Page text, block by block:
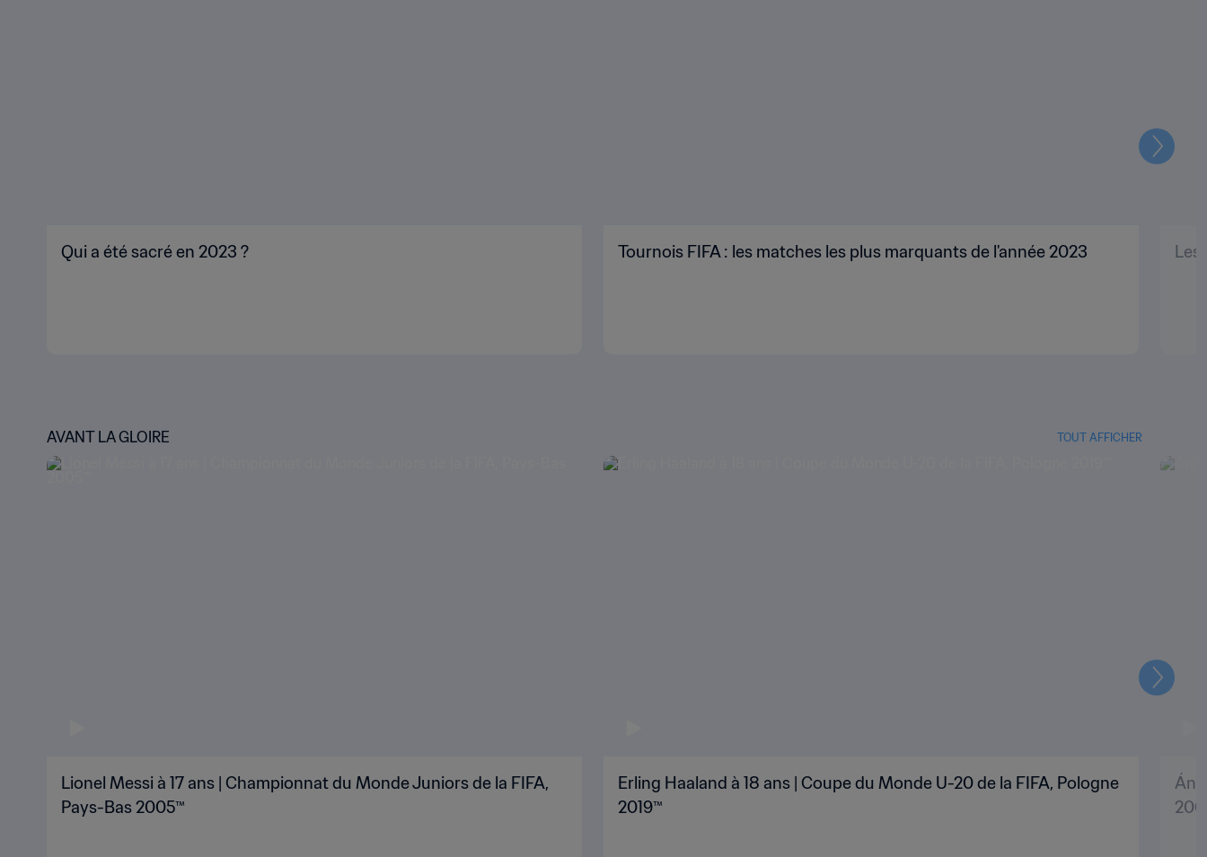
Qui a été sacré en 2023 ? Tournois FIFA : les matches les plus marquants de l'année 2023 Les
Suivant
AVANT LA GLOIRE TOUT AFFICHER
Lionel Messi à 17 ans | Championnat du Monde Juniors de la FIFA,
Pays-Bas 2005™
Erling Haaland à 18 ans | Coupe du Monde U-20 de la FIFA, Pologne
2019™
Suivant